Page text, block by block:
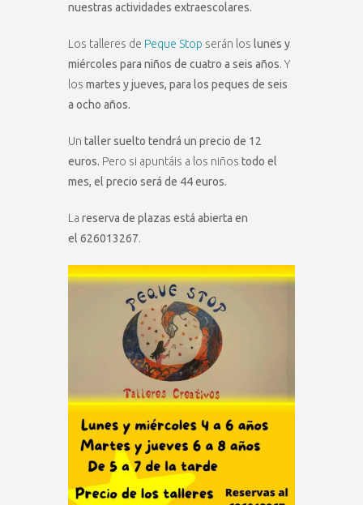
nuestras actividades extraescolares.
Los talleres de Peque Stop serán los lunes y
miércoles para niños de cuatro a seis años. Y
los martes y jueves, para los peques de seis
a ocho años.
Un taller suelto tendrá un precio de 12
euros. Pero si apuntáis a los niños todo el
mes, el precio será de 44 euros.
La reserva de plazas está abierta en
el 626013267.